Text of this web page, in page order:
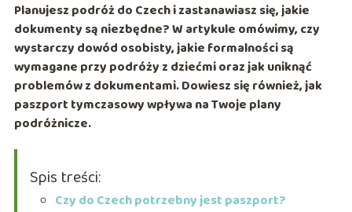
Planujesz podróż do Czech i zastanawiasz się, jakie
dokumenty są niezbędne? W artykule omówimy, czy
wystarczy dowód osobisty, jakie formalności są
wymagane przy podróży z dziećmi oraz jak uniknąć
problemów z dokumentami. Dowiesz się również, jak
paszport tymczasowy wpływa na Twoje plany
podróżnicze.
Spis treści:
Czy do Czech potrzebny jest paszport?